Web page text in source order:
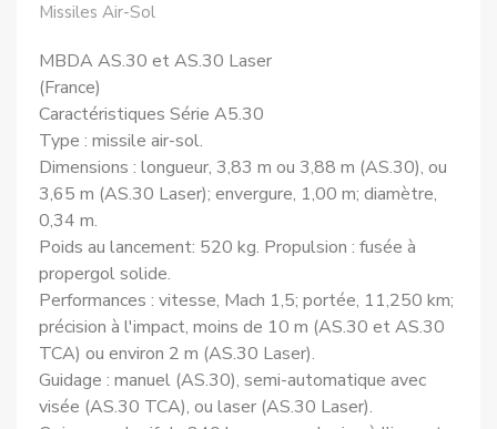
Missiles Air-Sol
MBDA AS.30 et AS.30 Laser
(France)
Caractéristiques Série A5.30
Type : missile air-sol.
Dimensions : longueur, 3,83 m ou 3,88 m (AS.30), ou
3,65 m (AS.30 Laser); envergure, 1,00 m; diamètre,
0,34 m.
Poids au lancement: 520 kg. Propulsion : fusée à
propergol solide.
Performances : vitesse, Mach 1,5; portée, 11,250 km;
précision à l'impact, moins de 10 m (AS.30 et AS.30
TCA) ou environ 2 m (AS.30 Laser).
Guidage : manuel (AS.30), semi-automatique avec
visée (AS.30 TCA), ou laser (AS.30 Laser).